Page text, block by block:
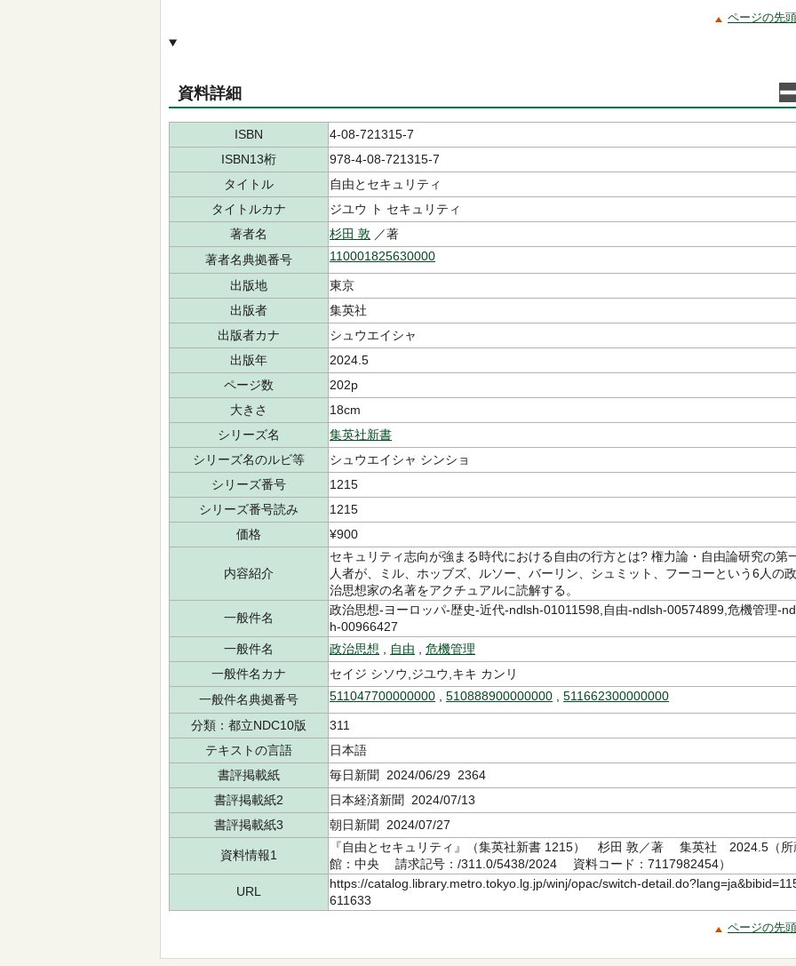
ページの先
資料詳細
ISBN
4-08-721315-7
ISBN13桁
978-4-08-721315-7
タイトル
自由とセキュリティ
タイトルカナ
ジユウ ト セキュリティ
著者名
杉田 敦 ／著
著者名典拠番号
110001825630000
出版地
東京
出版者
集英社
出版者カナ
シュウエイシャ
出版年
2024.5
ページ数
202p
大きさ
18cm
シリーズ名
集英社新書
シリーズ名のルビ等
シュウエイシャ シンショ
シリーズ番号
1215
シリーズ番号読み
1215
価格
¥900
内容紹介
セキュリティ志向が強まる時代における自由の行方とは? 権力論・自由論研究の第
人者が、ミル、ホッブズ、ルソー、バーリン、シュミット、フーコーという6人の政
治思想家の名著をアクチュアルに読解する。
一般件名
政治思想-ヨーロッパ-歴史-近代-ndlsh-01011598,自由-ndlsh-00574899,危機管理-
h-00966427
一般件名
政治思想 自由
危機管理
一般件名カナ
セイジ シソウ,ジユウ,キキ カンリ
一般件名典拠番号
511047700000000 510888900000000 511662300000000
分類：都立NDC10版
311
テキストの言語
日本語
書評掲載紙
毎日新聞 2024/06/29 2364
書評掲載紙2
日本経済新聞 2024/07/13
書評掲載紙3
朝日新聞 2024/07/27
資料情報1
『自由とセキュリティ』（集英社新書 1215） 杉田 敦／著 集英社 2024.5（所
館：中央 請求記号：/311.0/5438/2024 資料コード：7117982454）
URL
https://catalog.library.metro.tokyo.lg.jp/winj/opac/switch-
611633
ページの先